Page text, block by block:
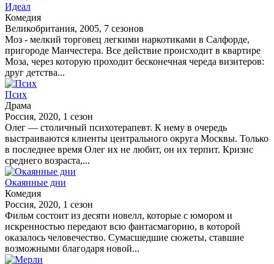
Идеал
Комедия
Великобритания, 2005, 7 сезонов
Моз - мелкий торговец легкими наркотиками в Салфорде,
пригороде Манчестера. Все действие происходит в квартире
Моза, через которую проходит бесконечная череда визитеров:
друг детства...
Псих
Драма
Россия, 2020, 1 сезон
Олег — столичный психотерапевт. К нему в очередь
выстраиваются клиенты центрального округа Москвы. Только
в последнее время Олег их не любит, он их терпит. Кризис
среднего возраста,...
Окаянные дни
Комедия
Россия, 2020, 1 сезон
Фильм состоит из десяти новелл, которые с юмором и
искренностью передают всю фантасмагорию, в которой
оказалось человечество. Сумасшедшие сюжеты, ставшие
возможными благодаря новой...